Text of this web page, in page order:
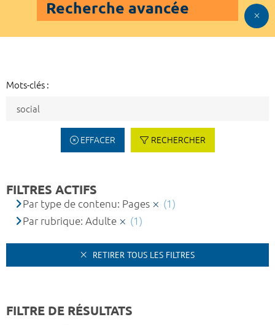
Recherche avancée
Mots-clés :
EFFACER RECHERCHER
FILTRES ACTIFS
Par type de contenu: Pages
(1)
Par rubrique: Adulte
(1)
RETIRER TOUS LES FILTRES
FILTRE DE RÉSULTATS